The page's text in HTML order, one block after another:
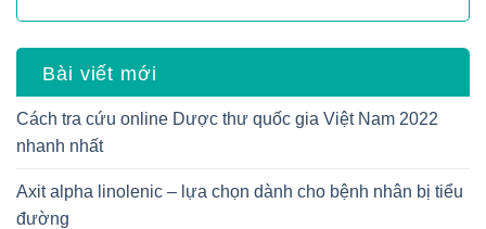
Bài viết mới
Cách tra cứu online Dược thư quốc gia Việt Nam 2022
nhanh nhất
Axit alpha linolenic – lựa chọn dành cho bệnh nhân bị tiểu
đường